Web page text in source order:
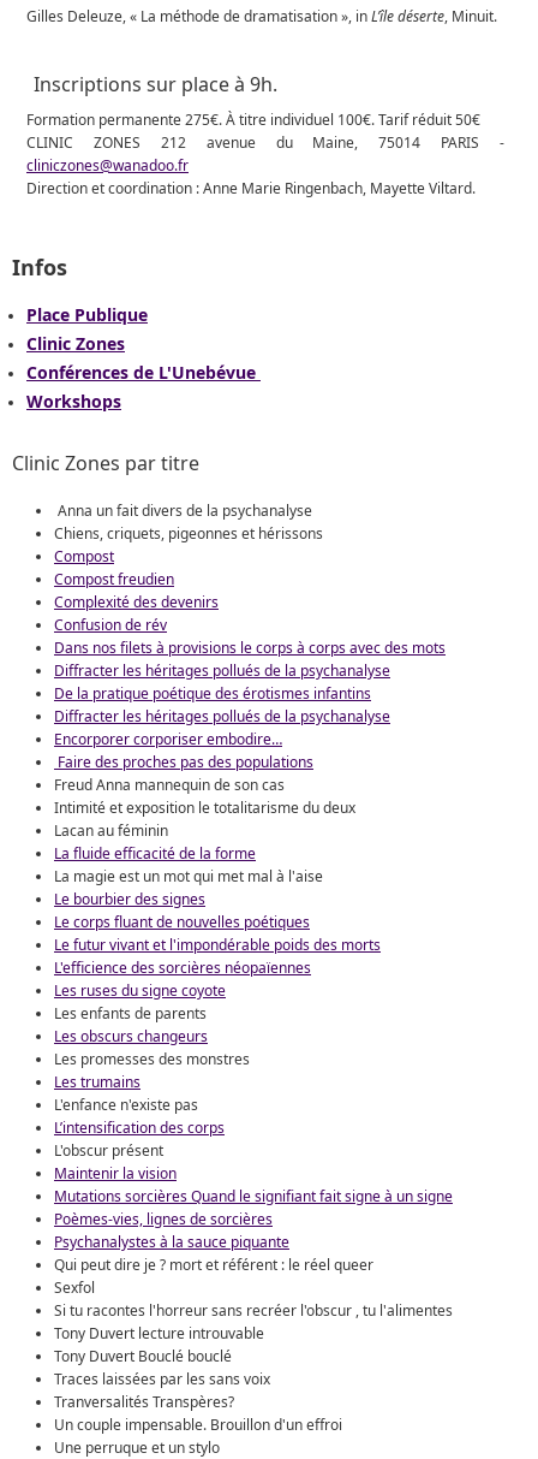
Gilles Deleuze, « La méthode de dramatisation », inL’île déserte, Minuit.
Inscriptions sur place à 9h.
Formation permanente 275€. À titre individuel 100€. Tarif réduit 50€
CLINIC ZONES 212 avenue du Maine, 75014 PARIS -
cliniczones@wanadoo.fr
Direction et coordination : Anne Marie Ringenbach, Mayette Viltard.
Infos
Place Publique
Clinic Zones
Conférences de L'Unebévue
Workshops
Clinic Zones par titre
Anna un fait divers de la psychanalyse
Chiens, criquets, pigeonnes et hérissons
Compost
Compost freudien
Complexité des devenirs
Confusion de rév
Dans nos filets à provisions le corps à corps avec des mots
Diffracter les héritages pollués de la psychanalyse
De la pratique poétique des érotismes infantins
Diffracter les héritages pollués de la psychanalyse
Encorporer corporiser embodire…
Faire des proches pas des populations
Freud Anna mannequin de son cas
Intimité et exposition le totalitarisme du deux
Lacan au féminin
La fluide efficacité de la forme
La magie est un mot qui met mal à l'aise
Le bourbier des signes
Le corps fluant de nouvelles poétiques
Le futur vivant et l'impondérable poids des morts
L'efficience des sorcières néopaïennes
Les ruses du signe coyote
Les enfants de parents
Les obscurs changeurs
Les promesses des monstres
Les trumains
L'enfance n'existe pas
L’intensification des corps
L'obscur présent
Maintenir la vision
Mutations sorcières Quand le signifiant fait signe à un signe
Poèmes-vies, lignes de sorcières
Psychanalystes à la sauce piquante
Qui peut dire je ? mort et référent : le réel queer
Sexfol
Si tu racontes l'horreur sans recréer l'obscur , tu l'alimentes
Tony Duvert lecture introuvable
Tony Duvert Bouclé bouclé
Traces laissées par les sans voix
Tranversalités Transpères?
Un couple impensable. Brouillon d'un effroi
Une perruque et un stylo